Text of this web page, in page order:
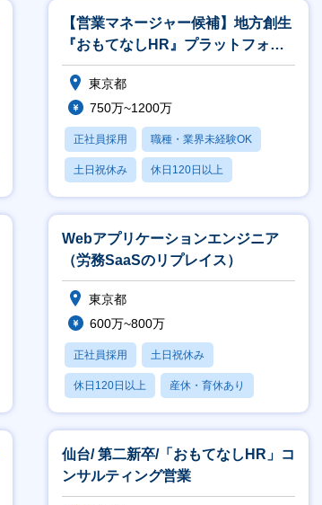
【営業マネージャー候補】地方創生
『おもてなしHR』プラットフォー
ム／社会貢献◎
東京都
750万~1200万
正社員採用 職種・業界未経験OK
土日祝休み 休日120日以上
産休・育休あり
Webアプリケーションエンジニア
（労務SaaSのリプレイス）
東京都
600万~800万
正社員採用 土日祝休み
休日120日以上 産休・育休あり
賞与あり
仙台/ 第二新卒/「おもてなしHR」コ
ンサルティング営業